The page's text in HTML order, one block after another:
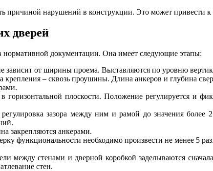
причиной нарушений в конструкции. Это может привести
дверей
нормативной документации. Она имеет следующие этапы:
зависит от ширины проема. Выставляются по уровню
крепления – сквозь проушины. Длина анкеров и глубина
плоскости. Положение регулируется и
зазора между ним и рамой до значения
закрепляются анкерами.
функциональности необходимо произвести не менее 5 раз.
между стенами и дверной коробкой заделываются
стен.